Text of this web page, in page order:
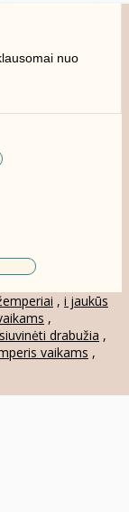
nuo
, i jaukūs
,
drabužia ,
vaikams ,